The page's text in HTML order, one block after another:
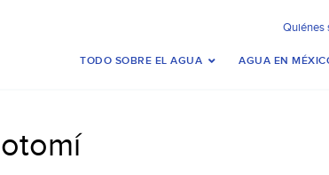
Quiénes
TODO SOBRE EL AGUA AGUA EN
otomí